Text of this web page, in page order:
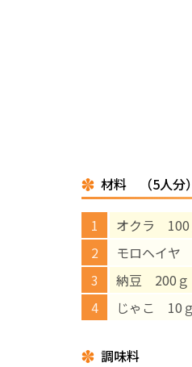
材料 （5人分）
オクラ 100
モロヘイヤ
納豆 200ｇ
じゃこ 10ｇ
調味料